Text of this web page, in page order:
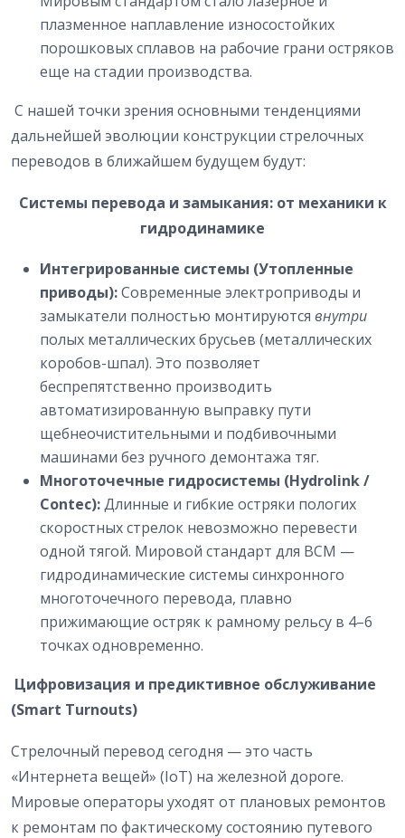
плазменное наплавление износостойких
порошковых сплавов на рабочие грани остряков
еще на стадии производства.
С нашей точки зрения основными тенденциями
дальнейшей эволюции конструкции стрелочных
переводов в ближайшем будущем будут:
Системы перевода и замыкания: от механики к
гидродинамике
Интегрированные системы (Утопленные
приводы):Современные электроприводы и
замыкатели полностью монтируются внутри
полых металлических брусьев (металлических
коробов-шпал). Это позволяет
беспрепятственно производить
автоматизированную выправку пути
щебнеочистительными и подбивочными
машинами без ручного демонтажа тяг.
Многоточечные гидросистемы (Hydrolink /
Contec):Длинные и гибкие остряки пологих
скоростных стрелок невозможно перевести
одной тягой. Мировой стандарт для ВСМ —
гидродинамические системы синхронного
многоточечного перевода, плавно
прижимающие остряк к рамному рельсу в 4–6
точках одновременно.
Цифровизация и предиктивное обслуживание
(Smart Turnouts)
Стрелочный перевод сегодня — это часть
«Интернета вещей» (IoT) на железной дороге.
Мировые операторы уходят от плановых ремонтов
к ремонтам по фактическому состоянию путевого